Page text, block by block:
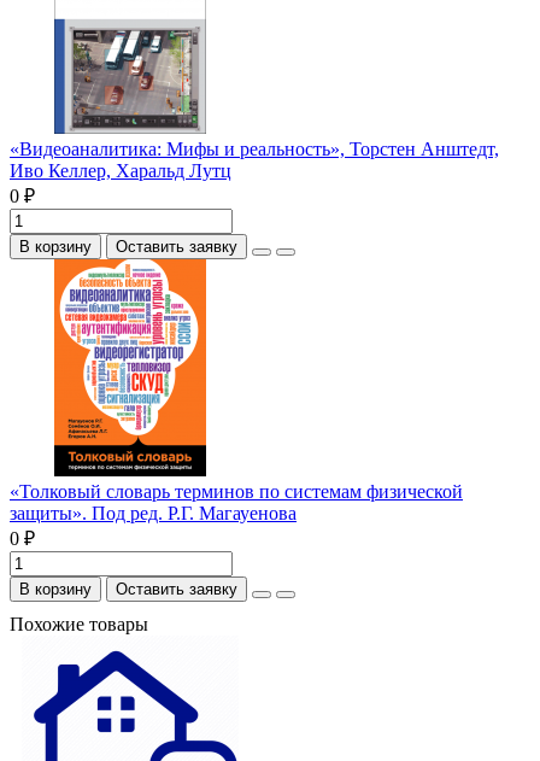
«Видеоаналитика: Мифы и реальность», Торстен Анштедт,
Иво Келлер, Харальд Лутц
0 ₽
В корзину Оставить заявку
«Толковый словарь терминов по системам физической
защиты». Под ред. Р.Г. Магауенова
0 ₽
В корзину Оставить заявку
Похожие товары